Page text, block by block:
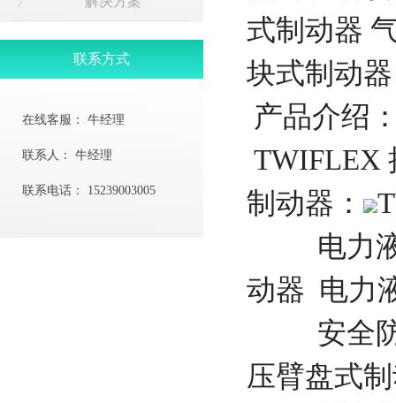
联系方式
在线客服： 牛经理
联系人： 牛经理
联系电话： 15239003005
式制动器
块式制动
产品介绍
TWIFLEX
制动器：
电力液
动器 电力
安全防
压臂盘式